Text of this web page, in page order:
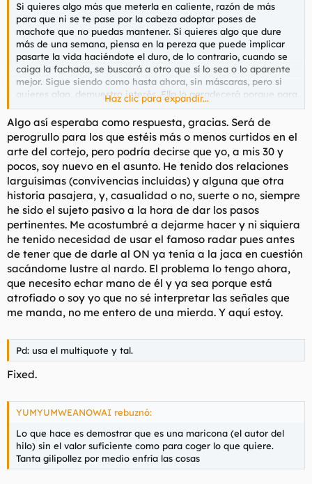
Si quieres algo más que meterla en caliente, razón de más
para que ni se te pase por la cabeza adoptar poses de
machote que no puedas mantener. Si quieres algo que dure
más de una semana, piensa en la pereza que puede implicar
pasarte la vida haciéndote el duro, de lo contrario, cuando se
caiga la fachada, se buscará a otro que sí lo sea o lo aparente
mejor. Sigue siendo como hasta ahora, sin máscaras, pero si
quieres algo, demuestra interés. Ella lo agradecerá porque para
implicarse emocionalmente le gustará saber que no lo hace
arriesgando demasiado, que juega sobre seguro y que tú le
corresponderás.
Todo esto me parece de perogrullo, no sé si merece la pena
decirlo, porque imagino que ya lo sabes, pero es que no se me
ocurre otra cosa que puedas estar esperando como respuesta.
Haz clic para expandir...
Algo así esperaba como respuesta, gracias. Será de
perogrullo para los que estéis más o menos curtidos en el
arte del cortejo, pero podría decirse que yo, a mis 30 y
pocos, soy nuevo en el asunto. He tenido dos relaciones
larguísimas (convivencias incluidas) y alguna que otra
historia pasajera, y, casualidad o no, suerte o no, siempre
he sido el sujeto pasivo a la hora de dar los pasos
pertinentes. Me acostumbré a dejarme hacer y ni siquiera
he tenido necesidad de usar el famoso radar pues antes
de tener que de darle al ON ya tenía a la jaca en cuestión
sacándome lustre al nardo. El problema lo tengo ahora,
que necesito echar mano de él y ya sea porque está
atrofiado o soy yo que no sé interpretar las señales que
me manda, no me entero de una mierda. Y aquí estoy.
Pd: usa el multiquote y tal.
Fixed.
YUMYUMWEANOWAI rebuznó:
Lo que hace es demostrar que es una maricona (el autor del
hilo) sin el valor suficiente como para coger lo que quiere.
Tanta gilipollez por medio enfría las cosas